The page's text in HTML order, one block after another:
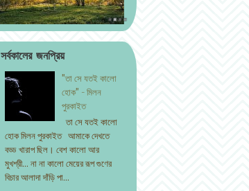
সর্বকালের জনপ্রিয়
"তা সে যতই কালো
হোক" - মিলন
পুরকাইত
তা সে যতই কালো
হোক মিলন পুরকাইত আমাকে দেখতে
বড্ড খারাপ ছিল। বেশ কালো আর
মুখশ্রী... না না কালো মেয়ের রূপ গুণের
বিচার আলাদা দাঁড়ি পা...